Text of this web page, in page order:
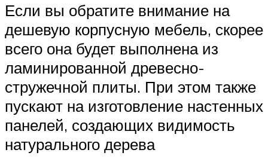
Если вы обратите внимание на
дешевую корпусную мебель, скорее
всего она будет выполнена из
ламинированной древесно-
стружечной плиты. При этом также
пускают на изготовление настенных
панелей, создающих видимость
натурального дерева